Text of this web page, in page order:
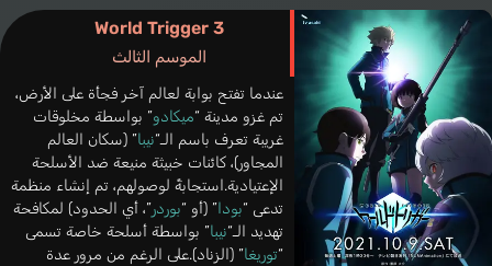
World Trigger 3
الموسم الثالث
عندما تفتح بوابة لعالم آخر فجأة على الأرض،
تم غزو مدينة “ميكادو” بواسطة مخلوقات
غريبة تعرف باسم الـ“نيبا” (سكان العالم
المجاور)، كائنات خبيثة منيعة ضد الأسلحة
الإعتيادية.استجابةً لوصولهم، تم إنشاء منظمة
تدعى “بودا” (أو “بوردر”، أي الحدود) لمكافحة
تهديد الـ“نيبا” بواسطة أسلحة خاصة تسمى
“توريغا” (الزناد).على الرغم من مرور عدة